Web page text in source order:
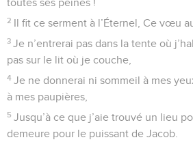
Seuls les Évangiles sont disponibles en vidéo pour
Sion, résidence du
David
1 Cantique des montées. De David.
cœur arrogant, ni des regards hautains